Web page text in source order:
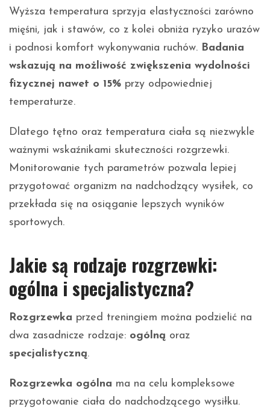
Wyższa temperatura sprzyja elastyczności zarówno
mięśni, jak i stawów, co z kolei obniża ryzyko urazów
i podnosi komfort wykonywania ruchów. Badania
wskazują na możliwość zwiększenia wydolności
fizycznej nawet o 15% przy odpowiedniej
temperaturze.
Dlatego tętno oraz temperatura ciała są niezwykle
ważnymi wskaźnikami skuteczności rozgrzewki.
Monitorowanie tych parametrów pozwala lepiej
przygotować organizm na nadchodzący wysiłek, co
przekłada się na osiąganie lepszych wyników
sportowych.
Jakie są rodzaje rozgrzewki:
ogólna i specjalistyczna?
Rozgrzewka przed treningiem można podzielić na
dwa zasadnicze rodzaje: ogólną oraz
specjalistyczną.
Rozgrzewka ogólna ma na celu kompleksowe
przygotowanie ciała do nadchodzącego wysiłku.